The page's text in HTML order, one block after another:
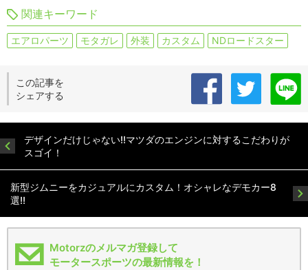
関連キーワード
エアロパーツ モタガレ 外装 カスタム NDロードスター
この記事を
シェアする
デザインだけじゃない!!マツダのエンジンに対するこだわりが
スゴイ！
新型ジムニーをカジュアルにカスタム！オシャレなデモカー8
選!!
Motorzのメルマガ登録して
モータースポーツの最新情報を！